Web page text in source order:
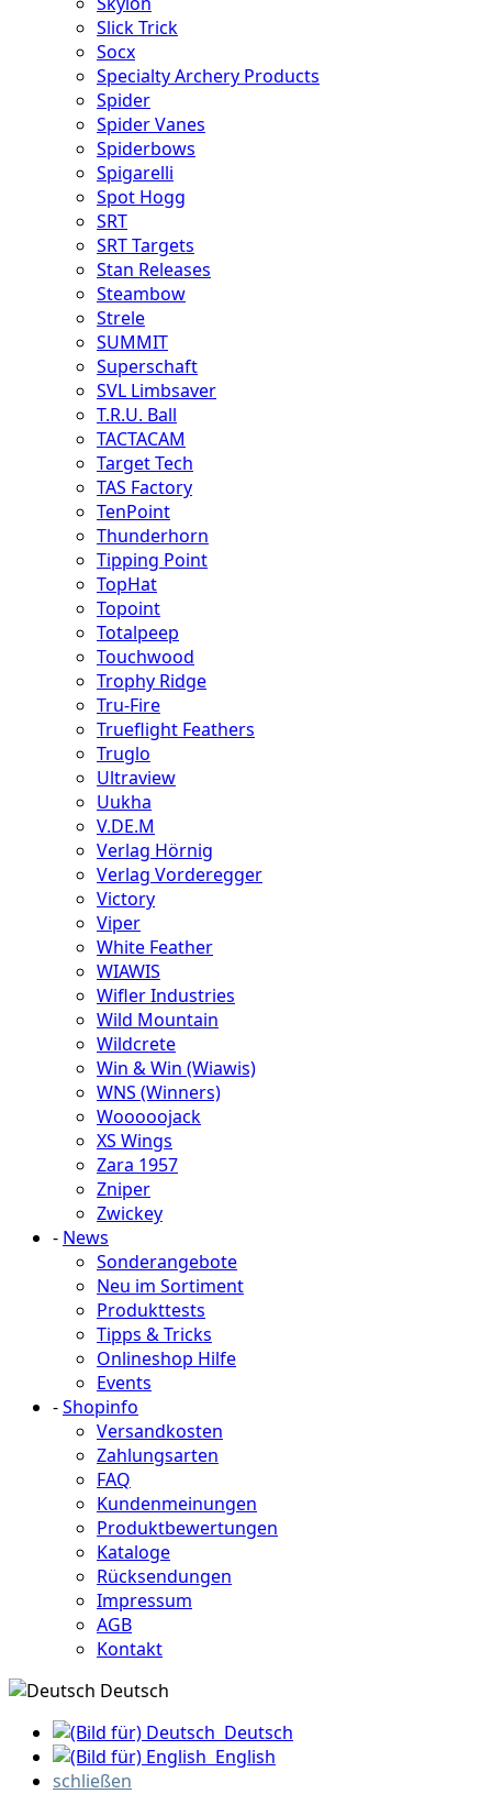
Slick Trick
Socx
Specialty Archery Products
Spider
Spider Vanes
Spiderbows
Spigarelli
Spot Hogg
SRT
SRT Targets
Stan Releases
Steambow
Strele
SUMMIT
Superschaft
SVL Limbsaver
T.R.U. Ball
TACTACAM
Target Tech
TAS Factory
TenPoint
Thunderhorn
Tipping Point
TopHat
Topoint
Totalpeep
Touchwood
Trophy Ridge
Tru-Fire
Trueflight Feathers
Truglo
Ultraview
Uukha
V.DE.M
Verlag Hörnig
Verlag Vorderegger
Victory
Viper
White Feather
WIAWIS
Wifler Industries
Wild Mountain
Wildcrete
Win & Win (Wiawis)
WNS (Winners)
Wooooojack
XS Wings
Zara 1957
Zniper
Zwickey
- News
Sonderangebote
Neu im Sortiment
Produkttests
Tipps & Tricks
Onlineshop Hilfe
Events
-Shopinfo
Versandkosten
Zahlungsarten
FAQ
Kundenmeinungen
Produktbewertungen
Kataloge
Rücksendungen
Impressum
AGB
Kontakt
Deutsch
Deutsch
English
schließen